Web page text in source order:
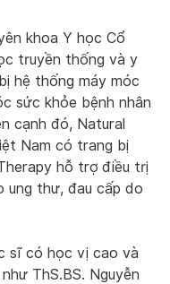
khoa Y học Cổ
truyền thống và y
hệ thống máy móc
sức khỏe bệnh nhân
cạnh đó, Natural
Nam có trang bị
hỗ trợ điều trị
ung thư, đau cấp do
sĩ có học vị cao và
ThS.BS. Nguyễn